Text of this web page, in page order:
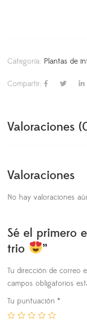
Categoría: Plantas de
Compartir:
Valoraciones
Valoraciones
No hay valoraciones
Sé el primero
trio
”
Tu dirección de correo
campos obligatorios
Tu puntuación *